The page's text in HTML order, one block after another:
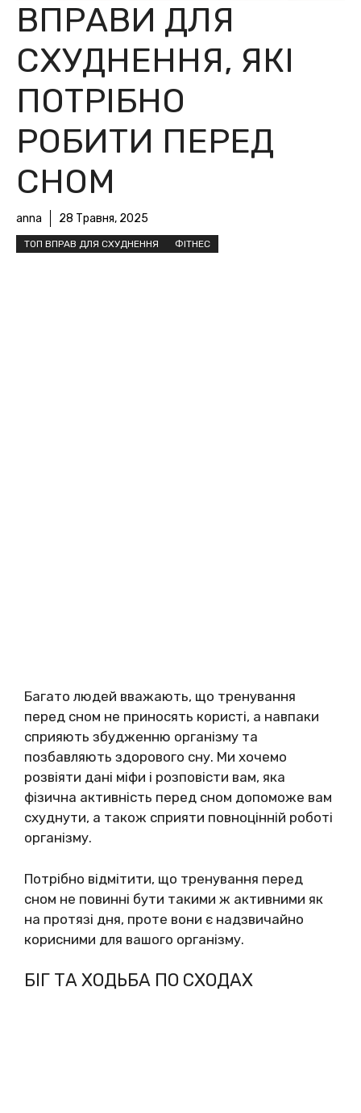
ВПРАВИ ДЛЯ
СХУДНЕННЯ, ЯКІ
ПОТРІБНО
РОБИТИ ПЕРЕД
СНОМ
anna 28 Травня, 2025
ТОП ВПРАВ ДЛЯ СХУДНЕННЯ ФІТНЕС
Багато людей вважають, що тренування
перед сном не приносять користі, а навпаки
сприяють збудженню організму та
позбавляють здорового сну. Ми хочемо
розвіяти дані міфи і розповісти вам, яка
фізична активність перед сном допоможе вам
схуднути, а також сприяти повноцінній роботі
організму.
Потрібно відмітити, що тренування перед
сном не повинні бути такими ж активними як
на протязі дня, проте вони є надзвичайно
корисними для вашого організму.
БІГ ТА ХОДЬБА ПО СХОДАХ